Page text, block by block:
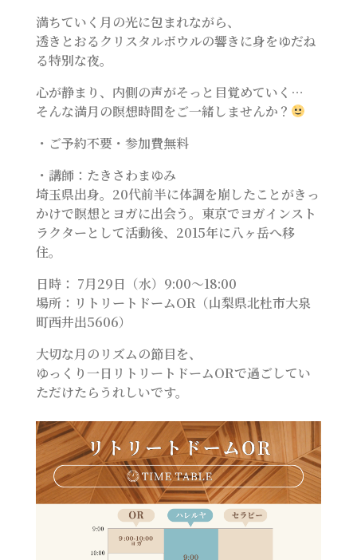
満ちていく月の光に包まれながら、
透きとおるクリスタルボウルの響きに身をゆだね
る特別な夜。
心が静まり、内側の声がそっと目覚めていく…
そんな満月の瞑想時間をご一緒しませんか？
・ご予約不要・参加費無料
・講師：たきさわまゆみ
埼玉県出身。20代前半に体調を崩したことがきっ
かけで瞑想とヨガに出会う。東京でヨガインスト
ラクターとして活動後、2015年に八ヶ岳へ移
住。
日時： 7月29日（水）9:00〜18:00
場所：リトリートドームOR（山梨県北杜市大泉
町西井出5606）
大切な月のリズムの節目を、
ゆっくり一日リトリートドームORで過ごしてい
ただけたらうれしいです。